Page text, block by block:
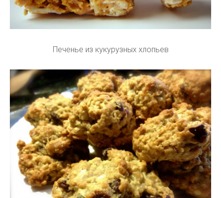
Печенье из кукурузных хлопьев